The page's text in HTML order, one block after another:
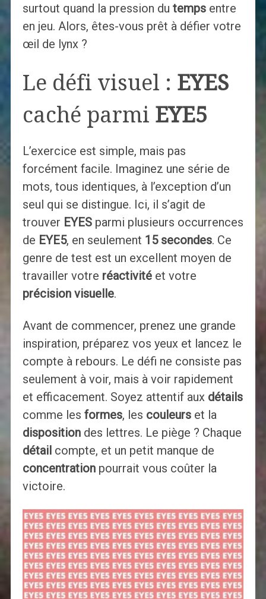
surtout quand la pression du tempsentre
en jeu. Alors, êtes-vous prêt à défier votre
œil de lynx ?
Le défi visuel : EYES
caché parmi EYE5
L’exercice est simple, mais pas
forcément facile. Imaginez une série de
mots, tous identiques, à l’exception d’un
seul qui se distingue. Ici, il s’agit de
trouver EYESparmi plusieurs occurrences
de EYE5, en seulement 15 secondes. Ce
genre de test est un excellent moyen de
travailler votre réactivitéet votre
précision visuelle.
Avant de commencer, prenez une grande
inspiration, préparez vos yeux et lancez le
compte à rebours. Le défi ne consiste pas
seulement à voir, mais à voir rapidement
et efficacement. Soyez attentif aux détails
comme les formes, les couleurset la
dispositiondes lettres. Le piège ? Chaque
détail compte, et un petit manque de
concentrationpourrait vous coûter la
victoire.